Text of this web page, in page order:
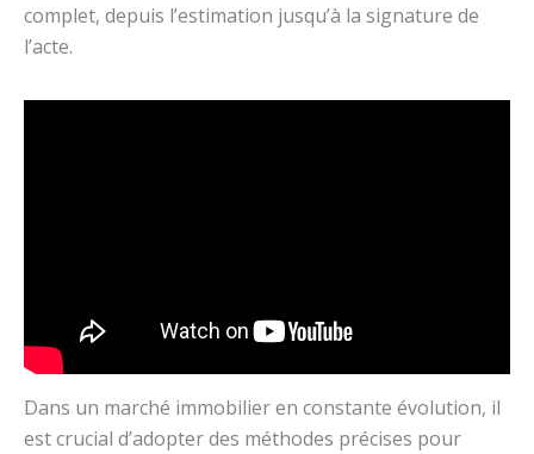
complet, depuis l’estimation jusqu’à la signature de
l’acte.
Dans un marché immobilier en constante évolution, il
est crucial d’adopter des méthodes précises pour